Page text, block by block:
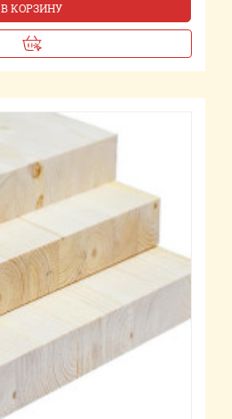
В КОРЗИНУ